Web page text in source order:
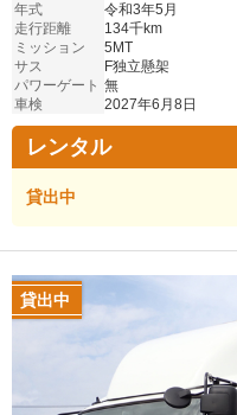
年式
令和3年5月
走行距離
134千km
ミッション
5MT
サス
F独立懸架
パワーゲート 無
車検
2027年6月8日
レンタル
貸出中
貸出中